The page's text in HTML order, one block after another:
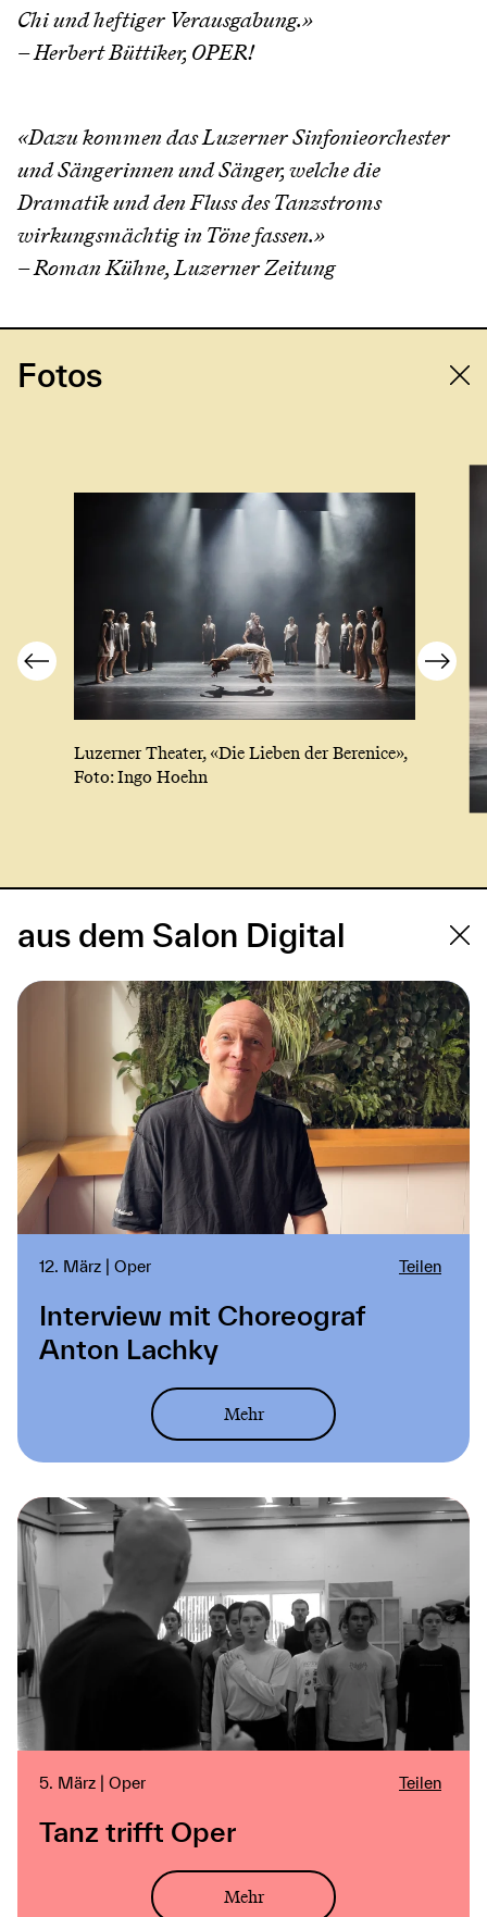
Chi und heftiger Verausgabung.»
– Herbert Büttiker, OPER!
«Dazu kommen das Luzerner Sinfonieorchester
und Sängerinnen und Sänger, welche die
Dramatik und den Fluss des Tanzstroms
wirkungsmächtig in Töne fassen.»
– Roman Kühne, Luzerner Zeitung
Fotos
Luzerner Theater, «Die Lieben der Berenice»,
Foto: Ingo Hoehn
aus dem Salon Digital
12. März | Oper Teilen
Interview mit Choreograf
Anton Lachky
Mehr
5. März | Oper Teilen
Tanz trifft Oper
Mehr